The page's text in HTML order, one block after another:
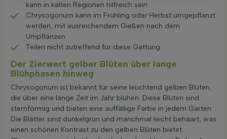
kann in kalten Regionen hilfreich sein.
Chrysogonum kann im Frühling oder Herbst umgepflanzt
werden, mit ausreichendem Gießen nach dem
Umpflanzen.
Teilen nicht zutreffend für diese Gattung
Der Zierwert gelber Blüten über lange
Blühphasen hinweg
Chrysogonum ist bekannt für seine leuchtend gelben Blüten,
die über eine lange Zeit im Jahr blühen. Diese Blüten sind
sternförmig und bieten eine auffällige Farbe in jedem Garten.
Die Blätter sind dunkelgrün und manchmal leicht behaart, was
einen schönen Kontrast zu den gelben Blüten bietet.